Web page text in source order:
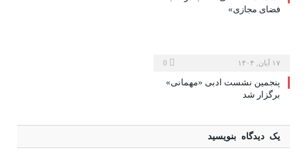
فضای مجازی»
۱۷ آبان, ۱۴۰۴
پنجمین نشست ادبی «مهمانی»
برگزار شد
یک دیدگاه بنویسید